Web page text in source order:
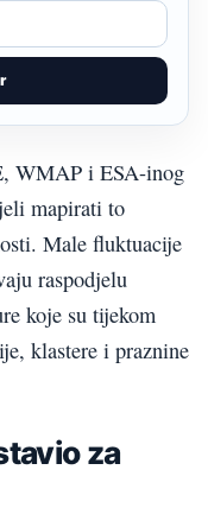
WMAP i ESA-inog
mapirati to
Male fluktuacije
raspodjelu
koje su tijekom
klastere i praznine
za